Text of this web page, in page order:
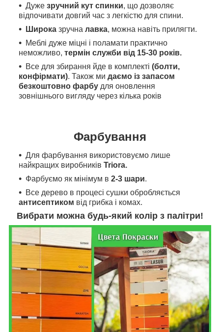
Дуже зручний кут спинки, що дозволяє
відпочивати довгий час з легкістю для спини.
Широка зручна лавка, можна навіть прилягти.
Меблі дуже міцні і поламати практично
неможливо, термін служби від 15-30 років.
Все для збирання йде в комплекті (болти,
конфірмати). Також ми даємо із запасом
безкоштовно фарбу для оновлення
зовнішнього вигляду через кілька років
Фарбування
Для фарбування використовуємо лише
найкращих виробників Triora.
Фарбуємо як мінімум в 2-3 шари.
Все дерево в процесі сушки обробляється
антисептиком від грибка і комах.
Вибрати можна будь-який колір з палітри!